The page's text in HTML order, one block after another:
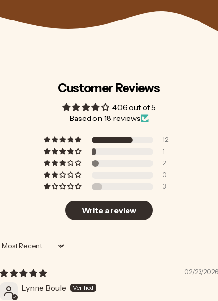
Customer Reviews
4.06 out of 5
Based on 18 reviews
12
1
2
0
3
Write a review
Sort by
02/23/2026
Lynne Boule